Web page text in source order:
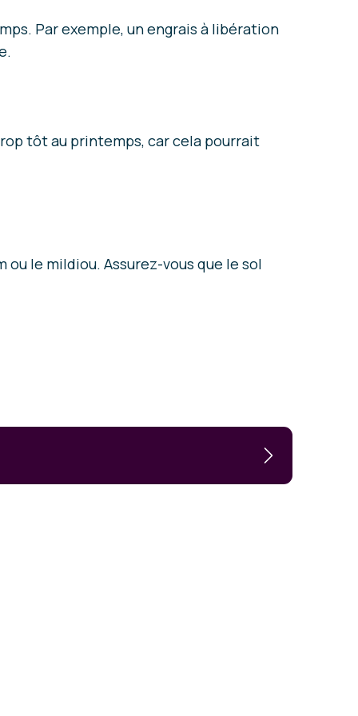
Par exemple, un engrais à libération
tôt au printemps, car cela pourrait
le mildiou. Assurez-vous que le sol